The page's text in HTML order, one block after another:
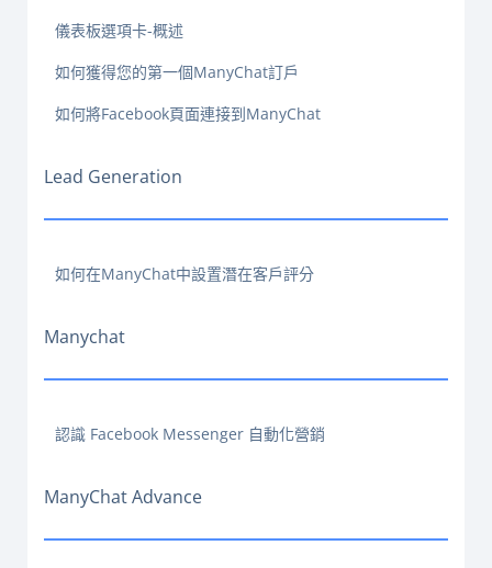
儀表板選項卡-概述
如何獲得您的第一個ManyChat訂戶
如何將Facebook頁面連接到ManyChat
Lead Generation
如何在ManyChat中設置潛在客戶評分
Manychat
認識 Facebook Messenger 自動化營銷
ManyChat Advance